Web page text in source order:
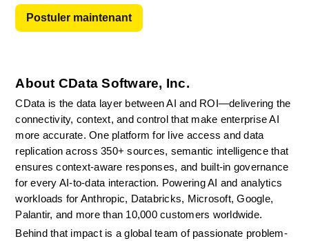
About CData Software, Inc.
CData is the data layer between AI and ROI—delivering the
connectivity, context, and control that make enterprise AI
more accurate. One platform for live access and data
replication across 350+ sources, semantic intelligence that
ensures context-aware responses, and built-in governance
for every AI-to-data interaction. Powering AI and analytics
workloads for Anthropic, Databricks, Microsoft, Google,
Palantir, and more than 10,000 customers worldwide.
Behind that impact is a global team of passionate problem-
Postuler maintenant